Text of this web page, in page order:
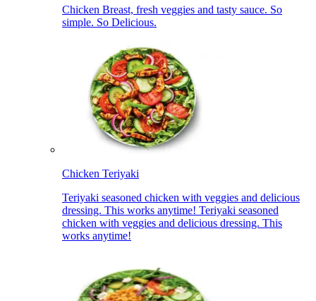
Chicken Breast, fresh veggies and tasty sauce. So
simple. So Delicious.​​​​‌ ‍ ​‍​‍‌‍ ‌ ​‍‌‍‍‌‌‍‌ ‌‍‍‌‌‍ ‍​‍​‍​ ‍‍​‍​‍‌ ​ ‌‍​‌‌‍ ‍‌‍‍‌‌ ‌​‌ ‍‌​‍ ‍‌‍‍‌‌‍ ​‍​‍​‍ ​​‍​‍‌‍‍​‌ ​‍‌‍‌‌‌‍‌‍​‍​‍​ ‍‍​‍​‍‌‍‍​‌ ‌​‌ ‌​‌ ​​‌ ​ ​ ‍‍​‍ ​‍ ‌‍ ‍‌‍ ‌ ​‍‌‍‌​‌‍‍‌‌‍​ ​‍ ‌‌‍​‍‌‍‍‌‌ ‌​‌‍‌‌‌ ​ ​‍ ‌‌‍‌ ‌ ​‍‌‍ ‌ ‌‌‌ ​​​‍ ‌‌ ​ ‌ ‌​‌ ‌‌‌‍‌​‌‍‍‌‌‍ ​‍ ‍‌ ‌‍‌‍‌‌‌ ​‍‌‍​ ‌‍‌‌‌‍ ​​‍ ‍‌‍​‌‌ ​​‌ ​​​‍ ‌‍‍‌‌‍ ‍‌ ‌​‌‍‌‌‌‍ ‍‌ ‌​​‍ ‌‍‌‌‌‍‌​‌‍‍‌‌ ‌​​‍ ‌‍ ‌‌‍ ‌‍‌​‌‍‌‌​ ‌‌ ​​‌ ​‍‌‍‌‌‌ ​ ‌‍‌‌‌‍ ‍‌ ‌​‌‍​‌‌ ‌​‌‍‍‌‌‍ ‌‍ ‍​ ‍ ‌‍‍‌‌‍‌​​ ‌​ ​ ​ ‌ ​ ‍​​ ‌​‌‍‌‍​ ‍​‌‍​ ​ ​‍​‍ ‌​ ‌ ​ ‌‍​ ​‍‌‍‌‍​‍ ‌​ ‌​​ ‍‌​ ‍​‌‍‌‍​‍ ‌​ ‍‌​ ​ ‌‍‌​​ ‍‌​‍ ‌‌‍​‍​ ‌‍‌‍​ ​ ​‍‌‍​ ​ ‍​‌‍‌‍‌‍​ ​ ‍​​ ‌‌​ ‌‍​ ‌‍​ ‍ ‌ ‌​‌ ‍‌‌ ​​‌‍‌‌​ ‌‌ ​​‌ ​‍‌‍ ‌‍‌​‌ ‌‌‌‍​ ‌ ‌​​ ‍ ‌ ​​‌‍​‌‌ ‌​‌‍‍​​ ‌‌ ​ ‌‍‍​‌‍ ‌ ​‍‌ ‌​‌​‌​‌‍‌‌‌ ​ ‌‍​ ‌ ​‍‌‍‍‌‌ ​​‌ ‌​‌‍‍‌‌‍ ‌‍ ‍​‍‌‌​ ‌‌‌​​‍‌‌ ‌‍‍ ‌‍‌‌‌ ‍‌​‍‌‌​ ​ ‌​‌​​‍‌‌​ ​ ‌​‌​​‍‌‌​ ​‍​ ​‍‌‍‌‌‌‍ ‍​‍‌‌​ ​‍​ ​‍​‍‌‌​ ‌‌‌​‌​​‍ ‍‌ ‌‍‌‍​‌‌‍ ​‌ ‌‌‌‍‌‌​ ‌‍​‍‌‍​‌‌ ​ ‌‍‌‌‌‌‌‌‌ ​‍‌‍ ​​ ‌‌‍‍​‌ ‌​‌ ‌​‌ ​​‌ ​ ​‍‌‌​ ​ ‌​​‌​‍‌‌​ ​‍‌​‌‍​‍‌‌​ ​‍‌​‌‍‌‍ ‍‌‍ ‌ ​‍‌‍‌​‌‍‍‌‌‍​ ​‍ ‌‌‍​‍‌‍‍‌‌ ‌​‌‍‌‌‌ ​ ​‍ ‌‌‍‌ ‌ ​‍‌‍ ‌ ‌‌‌ ​​​‍ ‌‌ ​ ‌ ‌​‌ ‌‌‌‍‌​‌‍‍‌‌‍ ​‍ ‍‌ ‌‍‌‍‌‌‌ ​‍‌‍​ ‌‍‌‌‌‍ ​​‍ ‍‌‍​‌‌ ​​‌ ​​​‍‌‍‌‍‍‌‌‍‌​​ ‌​ ​ ​ ‌ ​ ‍​​ ‌​‌‍‌‍​ ‍​‌‍​ ​ ​‍​‍ ‌​ ‌ ​ ‌‍​ ​‍‌‍‌‍​‍ ‌​ ‌​​ ‍‌​ ‍​‌‍‌‍​‍ ‌​ ‍‌​ ​ ‌‍‌​​ ‍‌​‍ ‌‌‍​‍​ ‌‍‌‍​ ​ ​‍‌‍​ ​ ‍​‌‍‌‍‌‍​ ​ ‍​​ ‌‌​ ‌‍​ ‌‍​‍‌‍‌ ‌​‌ ‍‌‌ ​​‌‍‌‌​ ‌‌ ​​‌ ​‍‌‍ ‌‍‌​‌ ‌‌‌‍​ ‌ ‌​​‍‌‍‌ ​​‌‍​‌‌ ‌​‌‍‍​​ ‌‌ ​ ‌‍‍​‌‍ ‌ ​‍‌ ‌​‌​‌​‌‍‌‌‌ ​ ‌‍​ ‌ ​‍‌‍‍‌‌ ​​‌ ‌​‌‍‍‌‌‍ ‌‍ ‍​‍‌‌​ ‌‌‌​​‍‌‌ ‌‍‍ ‌‍‌‌‌ ‍‌​‍‌‌​ ​ ‌​‌​​‍‌‌​ ​ ‌​‌​​‍‌‌​ ​‍​ ​‍‌‍‌‌‌‍ ‍​‍‌‌​ ​‍​ ​‍​‍‌‌​ ‌‌‌​‌​​‍ ‍‌ ‌‍‌‍​‌‌‍ ​‌ ‌‌‌‍‌‌​‍‌‍‌ ​​‌‍‌‌‌ ​‍‌ ​ ‌ ​​‌‍‌‌‌‍​ ‌ ‌​‌‍‍‌‌ ‌‍‌‍‌‌​ ‌‌ ​​‌ ‌‌‌‍​‍‌‍ ​‌‍‍‌‌ ​ ‌‍‍​‌‍‌‌‌‍‌​​‍​‍‌ ‌
Chicken Teriyaki​​​​‌ ‍ ​‍​‍‌‍ ‌ ​‍‌‍‍‌‌‍‌ ‌‍‍‌‌‍ ‍​‍​‍​ ‍‍​‍​‍‌ ​ ‌‍​‌‌‍ ‍‌‍‍‌‌ ‌​‌ ‍‌​‍ ‍‌‍‍‌‌‍ ​‍​‍​‍ ​​‍​‍‌‍‍​‌ ​‍‌‍‌‌‌‍‌‍​‍​‍​ ‍‍​‍​‍‌‍‍​‌ ‌​‌ ‌​‌ ​​‌ ​ ​ ‍‍​‍ ​‍ ‌‍ ‍‌‍ ‌ ​‍‌‍‌​‌‍‍‌‌‍​ ​‍ ‌‌‍​‍‌‍‍‌‌ ‌​‌‍‌‌‌ ​ ​‍ ‌‌‍‌ ‌ ​‍‌‍ ‌ ‌‌‌ ​​​‍ ‌‌ ​ ‌ ‌​‌ ‌‌‌‍‌​‌‍‍‌‌‍ ​‍ ‍‌ ‌‍‌‍‌‌‌ ​‍‌‍​ ‌‍‌‌‌‍ ​​‍ ‍‌‍​‌‌ ​​‌ ​​​‍ ‌‍‍‌‌‍ ‍‌ ‌​‌‍‌‌‌‍ ‍‌ ‌​​‍ ‌‍‌‌‌‍‌​‌‍‍‌‌ ‌​​‍ ‌‍ ‌‌‍ ‌‍‌​‌‍‌‌​ ‌‌ ​​‌ ​‍‌‍‌‌‌ ​ ‌‍‌‌‌‍ ‍‌ ‌​‌‍​‌‌ ‌​‌‍‍‌‌‍ ‌‍ ‍​ ‍ ‌‍‍‌‌‍‌​​ ‌​ ‍‌‌‍‌​​ ‍​​ ‍‌‌‍‌‍​ ‌‍‌‍​‍‌‍​‍​‍ ‌‌‍​ ‌‍​ ​ ‌‌‌‍‌​​‍ ‌​ ‌​‌‍‌​‌‍​‌​ ​​​‍ ‌‌‍​‌​ ‌‍‌‍​‌​ ‌‍​‍ ‌​ ‌‍​ ​ ‌‍‌‌​ ​​‌‍​‌​ ‌ ‌‍‌‌‌‍‌​‌‍‌‌​ ‍‌‌‍‌​​ ​​​ ‍ ‌ ‌​‌ ‍‌‌ ​​‌‍‌‌​ ‌‌ ​​‌ ​‍‌‍ ‌‍‌​‌ ‌‌‌‍​ ‌ ‌​​ ‍ ‌ ​​‌‍​‌‌ ‌​‌‍‍​​ ‌‌‍ ‍‌‍​‌‌‍ ‌‌‍‌‌​‍‌‌​ ‌‌‌​​‍‌‌ ‌‍‍ ‌‍‌‌‌ ‍‌​‍‌‌​ ​ ‌​‌​​‍‌‌​ ​ ‌​‌​​‍‌‌​ ​‍​ ​‍‌‍‌‌‌‍ ‍​‍‌‌​ ​‍​ ​‍​‍‌‌​ ‌‌‌​‌​​‍ ‍‌ ‌‍‌‍​‌‌‍ ​‌ ‌‌‌‍‌‌​ ‌‍​‍‌‍​‌‌ ​ ‌‍‌‌‌‌‌‌‌ ​‍‌‍ ​​ ‌‌‍‍​‌ ‌​‌ ‌​‌ ​​‌ ​ ​‍‌‌​ ​ ‌​​‌​‍‌‌​ ​‍‌​‌‍​‍‌‌​ ​‍‌​‌‍‌‍ ‍‌‍ ‌ ​‍‌‍‌​‌‍‍‌‌‍​ ​‍ ‌‌‍​‍‌‍‍‌‌ ‌​‌‍‌‌‌ ​ ​‍ ‌‌‍‌ ‌ ​‍‌‍ ‌ ‌‌‌ ​​​‍ ‌‌ ​ ‌ ‌​‌ ‌‌‌‍‌​‌‍‍‌‌‍ ​‍ ‍‌ ‌‍‌‍‌‌‌ ​‍‌‍​ ‌‍‌‌‌‍ ​​‍ ‍‌‍​‌‌ ​​‌ ​​​‍‌‍‌‍‍‌‌‍‌​​ ‌​ ‍‌‌‍‌​​ ‍​​ ‍‌‌‍‌‍​ ‌‍‌‍​‍‌‍​‍​‍ ‌‌‍​ ‌‍​ ​ ‌‌‌‍‌​​‍ ‌​ ‌​‌‍‌​‌‍​‌​ ​​​‍ ‌‌‍​‌​ ‌‍‌‍​‌​ ‌‍​‍ ‌​ ‌‍​ ​ ‌‍‌‌​ ​​‌‍​‌​ ‌ ‌‍‌‌‌‍‌​‌‍‌‌​ ‍‌‌‍‌​​ ​​​‍‌‍‌ ‌​‌ ‍‌‌ ​​‌‍‌‌​ ‌‌ ​​‌ ​‍‌‍ ‌‍‌​‌ ‌‌‌‍​ ‌ ‌​​‍‌‍‌ ​​‌‍​‌‌ ‌​‌‍‍​​ ‌‌‍ ‍‌‍​‌‌‍ ‌‌‍‌‌​‍‌‌​ ‌‌‌​​‍‌‌ ‌‍‍ ‌‍‌‌‌ ‍‌​‍‌‌​ ​ ‌​‌​​‍‌‌​ ​ ‌​‌​​‍‌‌​ ​‍​ ​‍‌‍‌‌‌‍ ‍​‍‌‌​ ​‍​ ​‍​‍‌‌​ ‌‌‌​‌​​‍ ‍‌ ‌‍‌‍​‌‌‍ ​‌ ‌‌‌‍‌‌​‍‌‍‌ ​​‌‍‌‌‌ ​‍‌ ​ ‌ ​​‌‍‌‌‌‍​ ‌ ‌​‌‍‍‌‌ ‌‍‌‍‌‌​ ‌‌ ​​‌ ‌‌‌‍​‍‌‍ ​‌‍‍‌‌ ​ ‌‍‍​‌‍‌‌‌‍‌​​‍​‍‌ ‌
Teriyaki seasoned chicken with veggies and delicious
dressing. This works anytime! Teriyaki seasoned
chicken with veggies and delicious dressing. This
works anytime!​​​​‌ ‍ ​‍​‍‌‍ ‌ ​‍‌‍‍‌‌‍‌ ‌‍‍‌‌‍ ‍​‍​‍​ ‍‍​‍​‍‌ ​ ‌‍​‌‌‍ ‍‌‍‍‌‌ ‌​‌ ‍‌​‍ ‍‌‍‍‌‌‍ ​‍​‍​‍ ​​‍​‍‌‍‍​‌ ​‍‌‍‌‌‌‍‌‍​‍​‍​ ‍‍​‍​‍‌‍‍​‌ ‌​‌ ‌​‌ ​​‌ ​ ​ ‍‍​‍ ​‍ ‌‍ ‍‌‍ ‌ ​‍‌‍‌​‌‍‍‌‌‍​ ​‍ ‌‌‍​‍‌‍‍‌‌ ‌​‌‍‌‌‌ ​ ​‍ ‌‌‍‌ ‌ ​‍‌‍ ‌ ‌‌‌ ​​​‍ ‌‌ ​ ‌ ‌​‌ ‌‌‌‍‌​‌‍‍‌‌‍ ​‍ ‍‌ ‌‍‌‍‌‌‌ ​‍‌‍​ ‌‍‌‌‌‍ ​​‍ ‍‌‍​‌‌ ​​‌ ​​​‍ ‌‍‍‌‌‍ ‍‌ ‌​‌‍‌‌‌‍ ‍‌ ‌​​‍ ‌‍‌‌‌‍‌​‌‍‍‌‌ ‌​​‍ ‌‍ ‌‌‍ ‌‍‌​‌‍‌‌​ ‌‌ ​​‌ ​‍‌‍‌‌‌ ​ ‌‍‌‌‌‍ ‍‌ ‌​‌‍​‌‌ ‌​‌‍‍‌‌‍ ‌‍ ‍​ ‍ ‌‍‍‌‌‍‌​​ ‌​ ‍‌‌‍‌​​ ‍​​ ‍‌‌‍‌‍​ ‌‍‌‍​‍‌‍​‍​‍ ‌‌‍​ ‌‍​ ​ ‌‌‌‍‌​​‍ ‌​ ‌​‌‍‌​‌‍​‌​ ​​​‍ ‌‌‍​‌​ ‌‍‌‍​‌​ ‌‍​‍ ‌​ ‌‍​ ​ ‌‍‌‌​ ​​‌‍​‌​ ‌ ‌‍‌‌‌‍‌​‌‍‌‌​ ‍‌‌‍‌​​ ​​​ ‍ ‌ ‌​‌ ‍‌‌ ​​‌‍‌‌​ ‌‌ ​​‌ ​‍‌‍ ‌‍‌​‌ ‌‌‌‍​ ‌ ‌​​ ‍ ‌ ​​‌‍​‌‌ ‌​‌‍‍​​ ‌‌ ​ ‌‍‍​‌‍ ‌ ​‍‌ ‌​‌​‌​‌‍‌‌‌ ​ ‌‍​ ‌ ​‍‌‍‍‌‌ ​​‌ ‌​‌‍‍‌‌‍ ‌‍ ‍​‍‌‌​ ‌‌‌​​‍‌‌ ‌‍‍ ‌‍‌‌‌ ‍‌​‍‌‌​ ​ ‌​‌​​‍‌‌​ ​ ‌​‌​​‍‌‌​ ​‍​ ​‍‌‍‌‌‌‍ ‍​‍‌‌​ ​‍​ ​‍​‍‌‌​ ‌‌‌​‌​​‍ ‍‌ ‌‍‌‍​‌‌‍ ​‌ ‌‌‌‍‌‌​ ‌‍​‍‌‍​‌‌ ​ ‌‍‌‌‌‌‌‌‌ ​‍‌‍ ​​ ‌‌‍‍​‌ ‌​‌ ‌​‌ ​​‌ ​ ​‍‌‌​ ​ ‌​​‌​‍‌‌​ ​‍‌​‌‍​‍‌‌​ ​‍‌​‌‍‌‍ ‍‌‍ ‌ ​‍‌‍‌​‌‍‍‌‌‍​ ​‍ ‌‌‍​‍‌‍‍‌‌ ‌​‌‍‌‌‌ ​ ​‍ ‌‌‍‌ ‌ ​‍‌‍ ‌ ‌‌‌ ​​​‍ ‌‌ ​ ‌ ‌​‌ ‌‌‌‍‌​‌‍‍‌‌‍ ​‍ ‍‌ ‌‍‌‍‌‌‌ ​‍‌‍​ ‌‍‌‌‌‍ ​​‍ ‍‌‍​‌‌ ​​‌ ​​​‍‌‍‌‍‍‌‌‍‌​​ ‌​ ‍‌‌‍‌​​ ‍​​ ‍‌‌‍‌‍​ ‌‍‌‍​‍‌‍​‍​‍ ‌‌‍​ ‌‍​ ​ ‌‌‌‍‌​​‍ ‌​ ‌​‌‍‌​‌‍​‌​ ​​​‍ ‌‌‍​‌​ ‌‍‌‍​‌​ ‌‍​‍ ‌​ ‌‍​ ​ ‌‍‌‌​ ​​‌‍​‌​ ‌ ‌‍‌‌‌‍‌​‌‍‌‌​ ‍‌‌‍‌​​ ​​​‍‌‍‌ ‌​‌ ‍‌‌ ​​‌‍‌‌​ ‌‌ ​​‌ ​‍‌‍ ‌‍‌​‌ ‌‌‌‍​ ‌ ‌​​‍‌‍‌ ​​‌‍​‌‌ ‌​‌‍‍​​ ‌‌ ​ ‌‍‍​‌‍ ‌ ​‍‌ ‌​‌​‌​‌‍‌‌‌ ​ ‌‍​ ‌ ​‍‌‍‍‌‌ ​​‌ ‌​‌‍‍‌‌‍ ‌‍ ‍​‍‌‌​ ‌‌‌​​‍‌‌ ‌‍‍ ‌‍‌‌‌ ‍‌​‍‌‌​ ​ ‌​‌​​‍‌‌​ ​ ‌​‌​​‍‌‌​ ​‍​ ​‍‌‍‌‌‌‍ ‍​‍‌‌​ ​‍​ ​‍​‍‌‌​ ‌‌‌​‌​​‍ ‍‌ ‌‍‌‍​‌‌‍ ​‌ ‌‌‌‍‌‌​‍‌‍‌ ​​‌‍‌‌‌ ​‍‌ ​ ‌ ​​‌‍‌‌‌‍​ ‌ ‌​‌‍‍‌‌ ‌‍‌‍‌‌​ ‌‌ ​​‌ ‌‌‌‍​‍‌‍ ​‌‍‍‌‌ ​ ‌‍‍​‌‍‌‌‌‍‌​​‍​‍‌ ‌